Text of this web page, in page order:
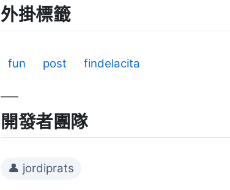
外掛標籤
fun post findelacita
開發者團隊
👤 jordiprats